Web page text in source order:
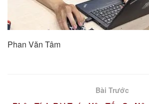
Phan Văn Tâm
Bài Trước